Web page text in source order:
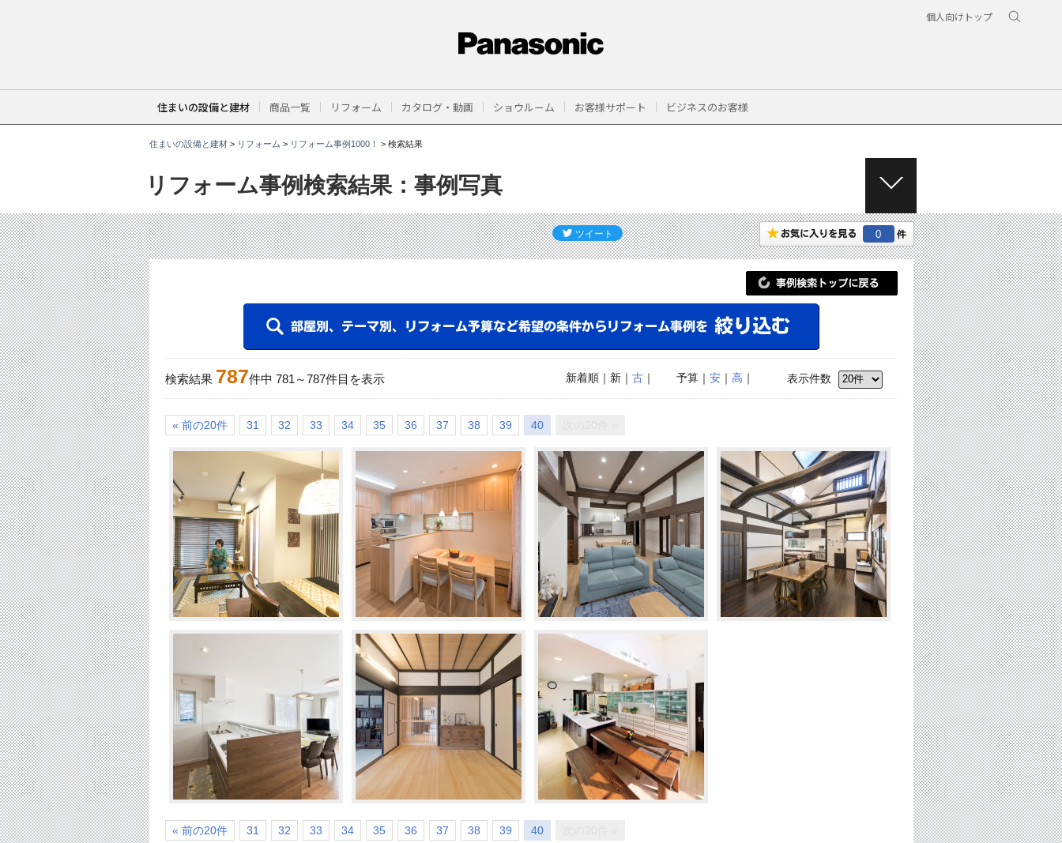
個人向けトップ
住まいの設備と建材 商品一覧 リフォーム カタログ・動画 ショウルーム お客様サポート ビジネスのお客様
住まいの設備と建材> リフォーム > リフォーム事例1000！ > 検索結果
リフォーム事例検索結果：事例写真
E
N
。
0
検索結果 787件中 781 ～787件目を表示 表示件数
予算｜ 安｜ 高 ｜
新着順｜新｜ 古｜
« 前の20件 31 32 33 34 35 36 37 38 39 40
« 前の20件 31 32 33 34 35 36 37 38 39 40